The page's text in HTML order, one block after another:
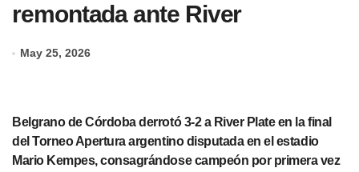
remontada ante River
May 25, 2026
Belgrano de Córdoba derrotó 3-2 a River Plate en la final
del Torneo Apertura argentino disputada en el estadio
Mario Kempes, consagrándose campeón por primera vez